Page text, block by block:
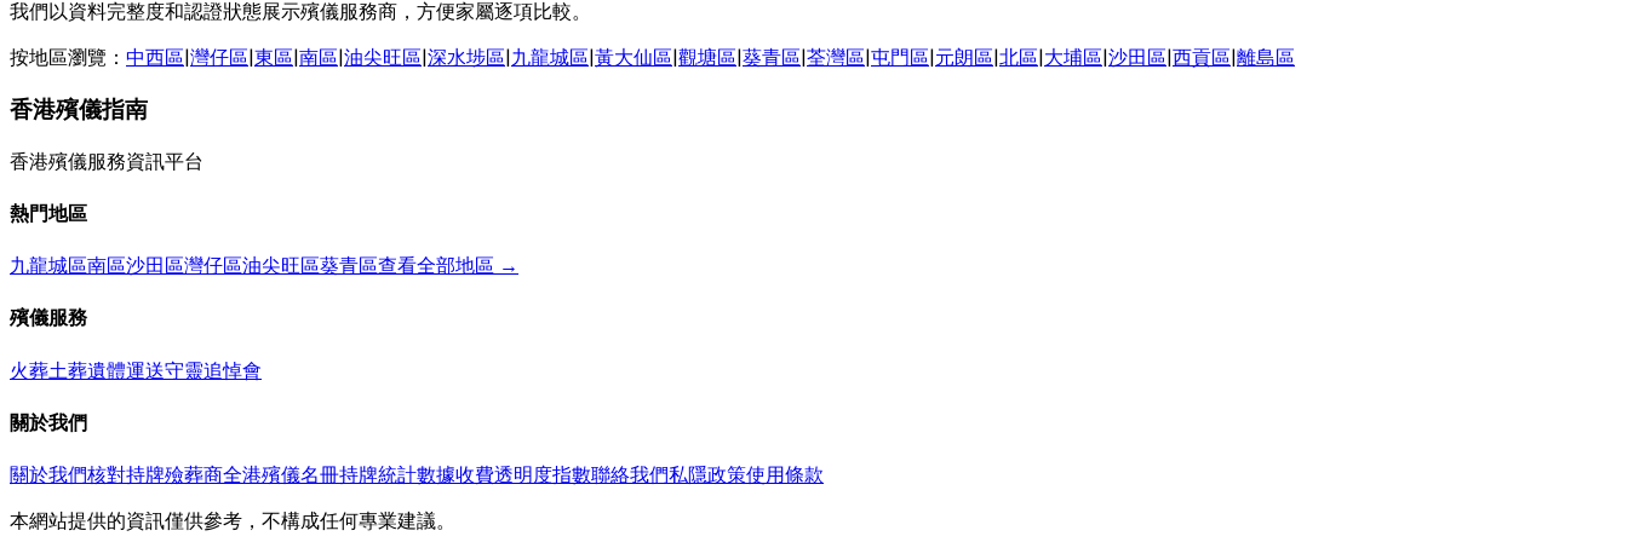
我們以資料完整度和認證狀態展示殯儀服務商，方便家屬逐項比較。
按地區瀏覽： 中西區|灣仔區|東區|南區|油尖旺區|深水埗區|九龍城區|黃大仙區|觀塘區|葵青區|荃灣區|屯門區|元朗區|北區|大埔區|沙田區|西貢區|離島區
香港殯儀指南
香港殯儀服務資訊平台
熱門地區
九龍城區南區沙田區灣仔區油尖旺區葵青區查看全部地區 →
殯儀服務
火葬土葬遺體運送守靈追悼會
關於我們
關於我們核對持牌殮葬商全港殯儀名冊持牌統計數據收費透明度指數聯絡我們私隱政策使用條款
本網站提供的資訊僅供參考，不構成任何專業建議。